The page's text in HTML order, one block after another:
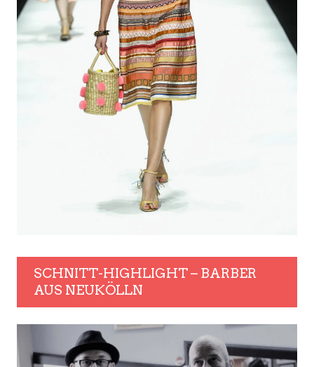
SCHNITT-HIGHLIGHT – BARBER
AUS NEUKÖLLN